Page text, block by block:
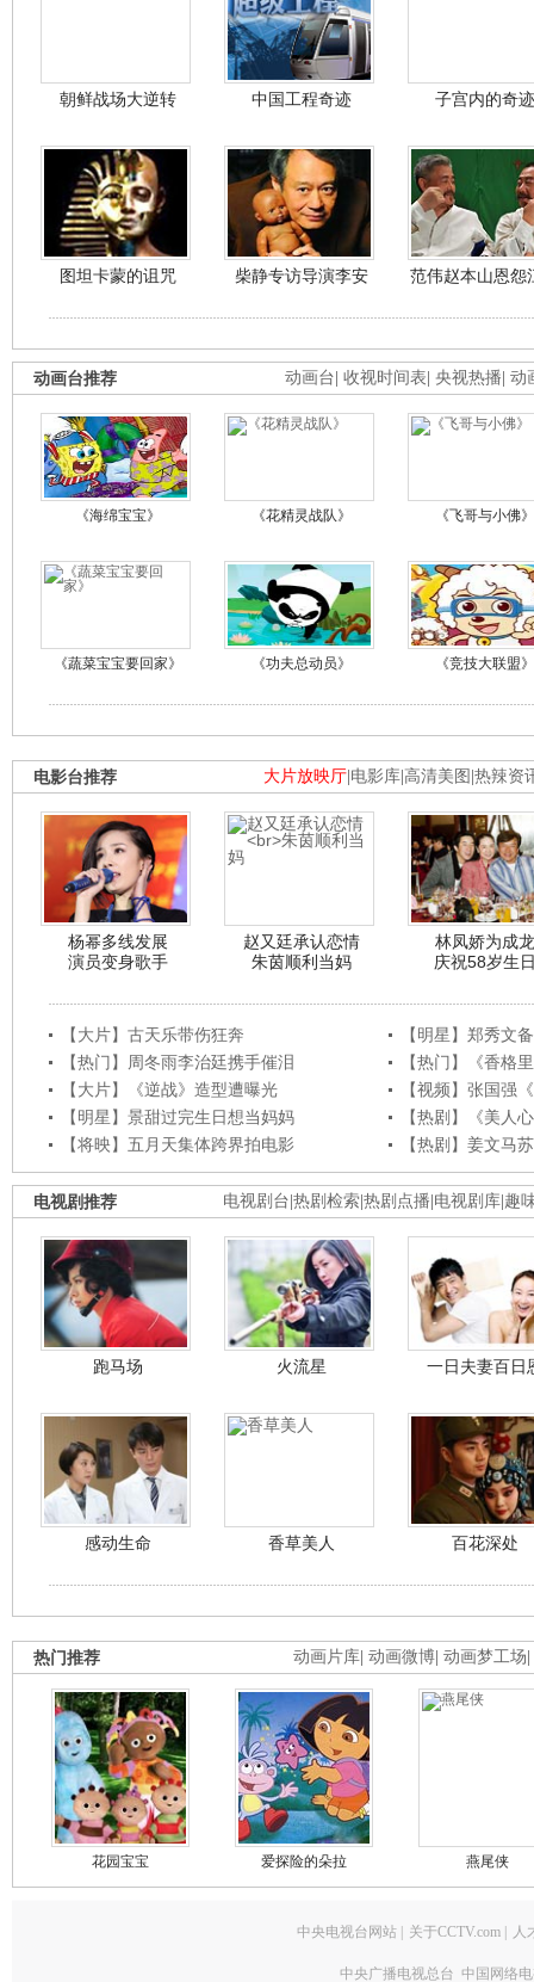
朝鲜战场大逆转 中国工程奇迹 子宫内的奇迹
图坦卡蒙的诅咒 柴静专访导演李安 范伟赵本山恩怨
动画台 收视时间表 央视热播 动
动画台推荐
《海绵宝宝》 《花精灵战队》 《飞哥与小佛》
《蔬菜宝宝要回家》 《功夫总动员》 《竞技大联盟》
大片放映厅 电影库 高清美图 热辣资
电影台推荐
杨幂多线发展
演员变身歌手
赵又廷承认恋情
朱茵顺利当妈
林凤娇为成龙
庆祝58岁生
【大片】古天乐带伤狂奔
【明星】郑秀文
【热门】周冬雨李治廷携手催泪
【热门】《香格
【大片】《逆战》造型遭曝光
【视频】张国强
【明星】景甜过完生日想当妈妈
【热剧】《美人
【将映】五月天集体跨界拍电影
【热剧】姜文马
电视剧台 热剧检索 热剧点播 电视剧库 趣
电视剧推荐
跑马场 火流星 一日夫妻百日
感动生命 香草美人 百花深处
动画片库 动画微博 动画梦工场
热门推荐
花园宝宝 爱探险的朵拉 燕尾侠
中央电视台网站 关于CCTV.com 人
中央广播电视总台 中国网络